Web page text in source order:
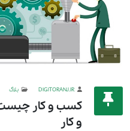
DIGITORANJ.IR بلاگ
کسب و کار
و کار